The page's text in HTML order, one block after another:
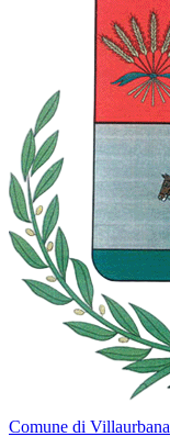
Comune di Villaurbana